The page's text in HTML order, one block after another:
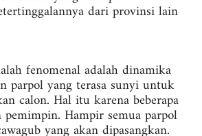
dari provinsi lain
fenomenal adalah dinamika
parpol yang terasa sunyi untuk
calon. Hal itu karena beberapa
Hampir semua parpol
yang akan dipasangkan.